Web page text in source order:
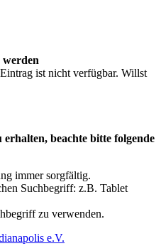
werden
ist nicht verfügbar. Willst
erhalten, beachte bitte folgende
immer sorgfältig.
Suchbegriff: z.B. Tablet
zu verwenden.
e.V.